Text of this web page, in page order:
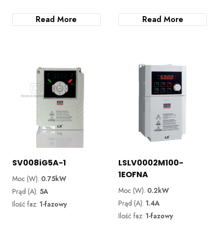
Read More Read More
SV008iG5A-1
Moc (W): 0.75kW
Prąd (A): 5A
Ilość faz: 1-fazowy
LSLV0002M100-
1EOFNA
Moc (W): 0.2kW
Prąd (A):1.4A
Ilość faz:1-fazowy